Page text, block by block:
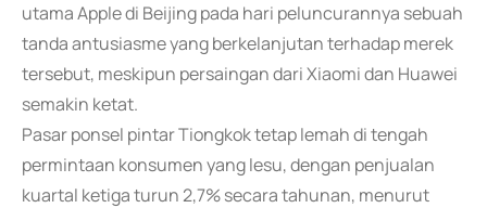
utama Apple di Beijing pada hari peluncurannya sebuah
tanda antusiasme yang berkelanjutan terhadap merek
tersebut, meskipun persaingan dari Xiaomi dan Huawei
semakin ketat.
Pasar ponsel pintar Tiongkok tetap lemah di tengah
permintaan konsumen yang lesu, dengan penjualan
kuartal ketiga turun 2,7% secara tahunan, menurut